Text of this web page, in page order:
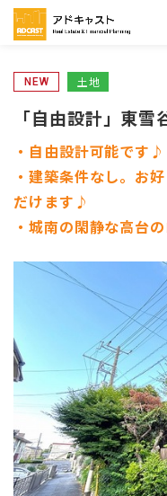
NEW 土地
「自由設計」東
・自由設計可能です♪
・建築条件なし。お
だけます♪
・城南の閑静な高台